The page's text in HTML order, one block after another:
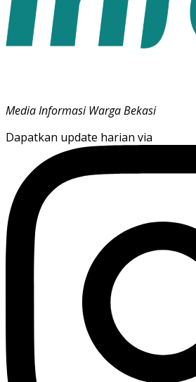
Media Informasi Warga Bekasi
Dapatkan update harian via